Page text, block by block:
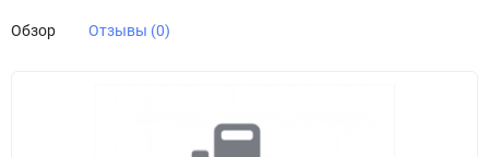
Обзор Отзывы (0)